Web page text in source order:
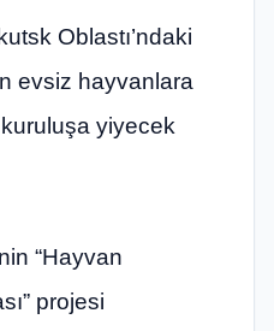
Oblastı’ndaki
evsiz hayvanlara
yiyecek
“Hayvan
projesi